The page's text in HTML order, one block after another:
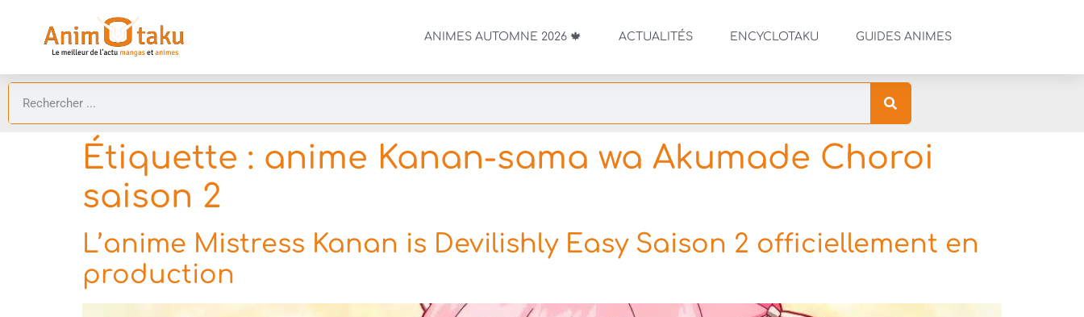
ANIMES AUTOMNE 2026 🍁 ACTUALITÉS ENCYCLOTAKU GUIDES ANIMES
Étiquette : anime Kanan-sama wa Akumade Choroi
saison 2
L’anime Mistress Kanan is Devilishly Easy Saison 2 officiellement en
production